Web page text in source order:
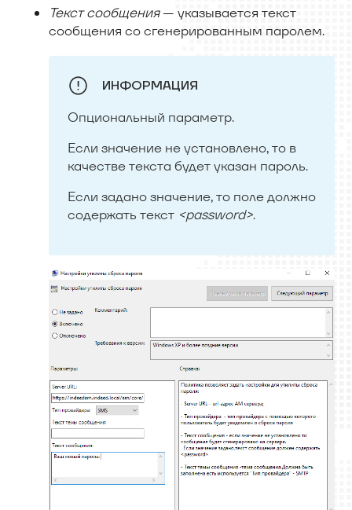
Текст сообщения— указывается текст
сообщения со сгенерированным паролем.
ИНФОРМАЦИЯ
Опциональный параметр.
Если значение не установлено, то в
качестве текста будет указан пароль.
Если задано значение, то поле должно
содержать текст <password>.